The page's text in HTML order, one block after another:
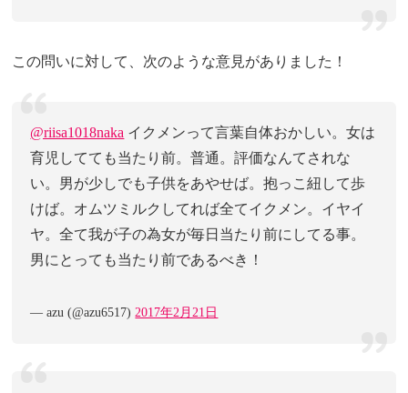
この問いに対して、次のような意見がありました！
@riisa1018naka イクメンって言葉自体おかしい。女は
育児してても当たり前。普通。評価なんてされな
い。男が少しでも子供をあやせば。抱っこ紐して歩
けば。オムツミルクしてれば全てイクメン。イヤイ
ヤ。全て我が子の為女が毎日当たり前にしてる事。
男にとっても当たり前であるべき！
— azu (@azu6517)2017年2月21日